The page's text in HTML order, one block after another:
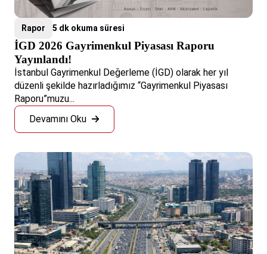
Rapor 5 dk okuma süresi
İGD 2026 Gayrimenkul Piyasası Raporu
Yayınlandı!
İstanbul Gayrimenkul Değerleme (İGD) olarak her yıl
düzenli şekilde hazırladığımız “Gayrimenkul Piyasası
Raporu”muzu...
Devamını Oku